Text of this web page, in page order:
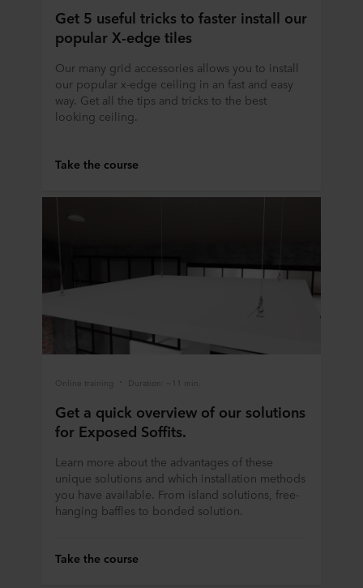
Get 5 useful tricks to faster install our
popular X-edge tiles
Our many grid accessories allows you to install
our popular x-edge ceiling in an fast and easy
way. Get all the tips and tricks to the best
looking ceiling.
Take the course
Online training Duration: ~11 min.
Get a quick overview of our solutions
for Exposed Soffits.
Learn more about the advantages of these
unique solutions and which installation methods
you have available. From island solutions, free-
hanging baffles to bonded solution.
Take the course